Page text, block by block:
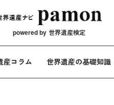
メイン
powered by 世界遺産検定
産コラム 世界遺産の基礎知識